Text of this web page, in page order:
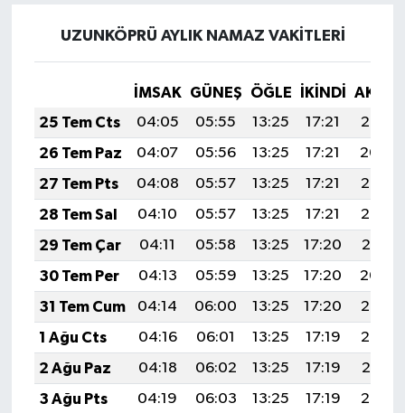
UZUNKÖPRÜ AYLIK NAMAZ VAKITLERI
İMSAK GÜNEŞ ÖĞLE İKINDI
25 Tem Cts
04:05 05:55 13:25 17:21
20:45
26 Tem Paz
04:07 05:56 13:25 17:21
20:44
27 Tem Pts
04:08 05:57 13:25 17:21
20:43
28 Tem Sal
04:10 05:57 13:25 17:21
20:42
29 Tem Çar
04:11 05:58 13:25 17:20
20:41
30 Tem Per
04:13 05:59 13:25 17:20
20:40
31 Tem Cum
04:14 06:00 13:25 17:20
20:39
1 Ağu Cts
04:16 06:01 13:25 17:19
20:38
2 Ağu Paz
04:18 06:02 13:25 17:19
20:37
3 Ağu Pts
04:19 06:03 13:25 17:19
20:36